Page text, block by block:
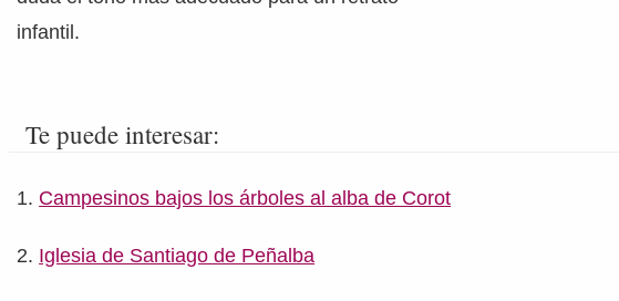
infantil.
Te puede interesar:
Campesinos bajos los árboles al alba de Corot
Iglesia de Santiago de Peñalba